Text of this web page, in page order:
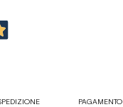
PAGAMENTO